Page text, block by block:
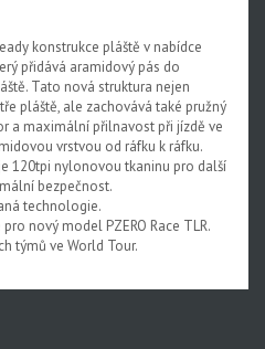
konstrukce pláště v nabídce
přidává aramidový pás do
Tato nová struktura nejen
pláště, ale zachovává také pružný
a maximální přilnavost při jízdě ve
vrstvou od ráfku k ráfku.
120tpi nylonovou tkaninu pro další
bezpečnost.
technologie.
nový model PZERO Race TLR.
týmů ve World Tour.